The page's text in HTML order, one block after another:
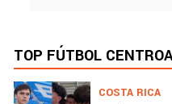
TOP FÚTBOL
COSTA RICA